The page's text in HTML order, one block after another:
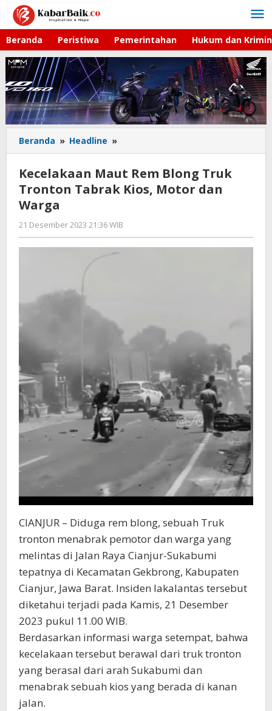
Lewati
konten
Beranda Peristiwa Pemerintahan Hukum dan
Beranda » Headline »
Maut
Blong
Truk
Kios,
Kecelakaan Maut Rem Blong Truk
Tronton Tabrak Kios, Motor dan
Warga
21 Desember 2023 21:36 WIB
Hardy
CIANJUR – Diduga rem blong, sebuah Truk
tronton menabrak pemotor dan warga yang
melintas di Jalan Raya Cianjur-Sukabumi
tepatnya di Kecamatan Gekbrong, Kabupaten
Cianjur, Jawa Barat. Insiden lakalantas tersebut
diketahui terjadi pada Kamis, 21 Desember
2023 pukul 11.00 WIB.
Berdasarkan informasi warga setempat, bahwa
kecelakaan tersebut berawal dari truk tronton
yang berasal dari arah Sukabumi dan
menabrak sebuah kios yang berada di kanan
jalan.